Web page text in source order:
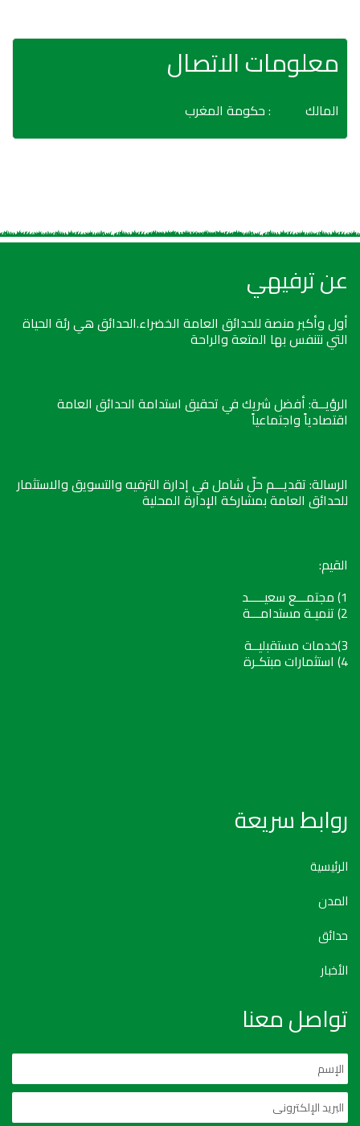
معلومات الاتصال
المالك : حكومة المغرب
عن ترفيهي
أول وأكبر منصة للحدائق العامة الخضراء.الحدائق هي رئة الحياة
التي نتنفس بها المتعة والراحة
الرؤيــة: أفضل شريك في تحقيق استدامة الحدائق العامة
اقتصادياً واجتماعياً
الرسالة: تقديـــم حلّ شامل في إدارة الترفيه والتسويق والاستثمار
للحدائق العامة بمشاركة الإدارة المحلية
القيم:
1) مجتمـــع سعيـــــد
2) تنميـة مستدامـــة
3)خدمات مستقبليــة
4) استثمارات مبتكـرة
روابط سريعة
الرئيسية
المدن
حدائق
الأخبار
تواصل معنا